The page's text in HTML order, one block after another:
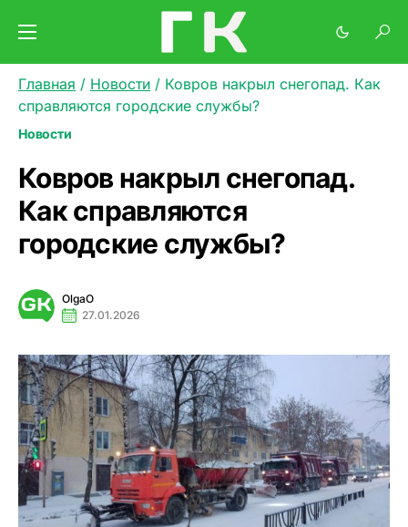
Главная / Новости / Ковров накрыл снегопад. Как
справляются городские службы?
Новости
Ковров накрыл снегопад.
Как справляются
городские службы?
OlgaO
27.01.2026